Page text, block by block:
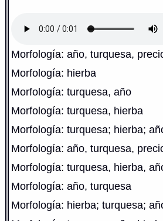
Morfología: año, turquesa,
Morfología: hierba
Morfología: turquesa, año
Morfología: turquesa, hierba
Morfología: turquesa; hierba;
Morfología: año, turquesa,
Morfología: turquesa, hierba,
Morfología: año, turquesa
Morfología: hierba; turquesa;